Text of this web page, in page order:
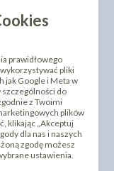
prawidłowego
pliki
jak Google i Meta w
do
z Twoimi
plików
klikając „Akceptuj
dla nas i naszych
zgodę możesz
ustawienia.